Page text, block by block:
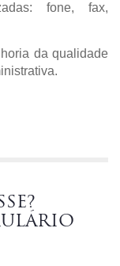
fone, fax,
da qualidade